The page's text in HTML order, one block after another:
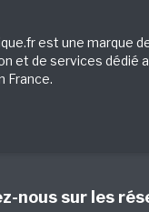
est une marque
et de services dédié
France.
nous sur les